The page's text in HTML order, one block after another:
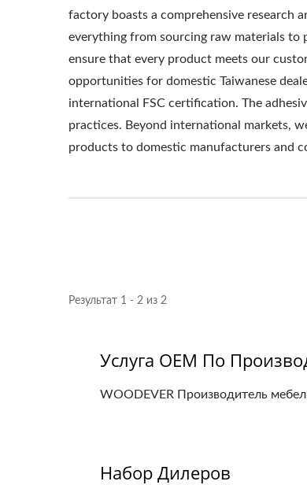
factory boasts a comprehensive research
everything from sourcing raw materials to
ensure that every product meets our
opportunities for domestic Taiwanese
international FSC certification. The
practices. Beyond international markets,
products to domestic manufacturers and
Результат 1 - 2 из 2
Услуга OEM По
WOODEVER Производитель
Набор Дилеров